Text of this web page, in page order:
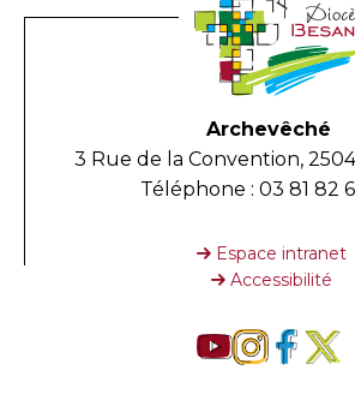
Archevêché
3 Rue de la Convention,
Téléphone : 03 81 82
Espace intranet
Accessibilité